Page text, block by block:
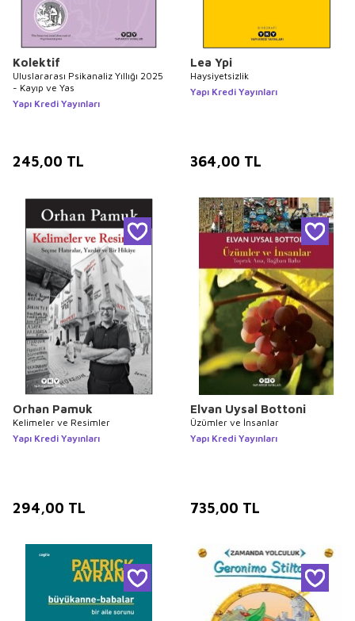
Kolektif
Uluslararası Psikanaliz Yıllığı 2025
- Kayıp ve Yas
Yapı Kredi Yayınları
245,00 TL
Lea Ypi
Haysiyetsizlik
Yapı Kredi Yayınları
364,00 TL
Orhan Pamuk
Kelimeler ve Resimler
Yapı Kredi Yayınları
294,00 TL
Elvan Uysal Bottoni
Üzümler ve İnsanlar
Yapı Kredi Yayınları
735,00 TL